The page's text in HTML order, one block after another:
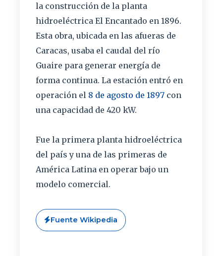
la construcción de la planta
hidroeléctrica El Encantado en 1896.
Esta obra, ubicada en las afueras de
Caracas, usaba el caudal del río
Guaire para generar energía de
forma continua. La estación entró en
operación el 8 de agosto de 1897con
una capacidad de 420 kW.
Fue la primera planta hidroeléctrica
del país y una de las primeras de
América Latina en operar bajo un
modelo comercial.
Fuente Wikipedia